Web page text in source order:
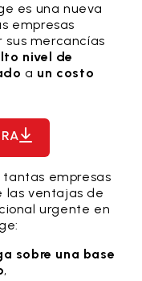
es una nueva
empresas
sus mercancías
nivel de
a un costo
empresas
las ventajas de
urgente en
sobre una base
,